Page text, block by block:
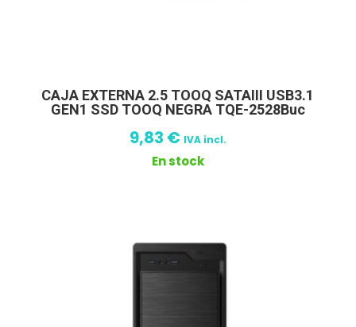
CAJA EXTERNA 2.5 TOOQ SATAIII USB3.1
GEN1 SSD TOOQ NEGRA TQE-2528Buc
9,83 € IVA incl.
En stock